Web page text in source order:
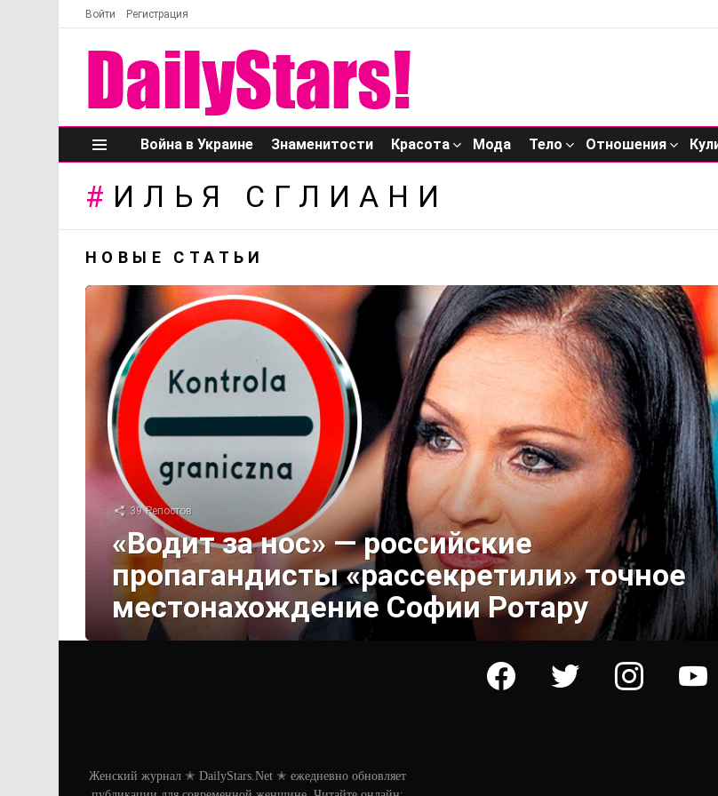
Войти Регистрация
Меню
Война в Украине Знаменитости Красота Мода Тело Отношения
ИЛЬЯ СГЛИАНИ
НОВЫЕ СТАТЬИ
39 Репостов
«Водит за нос» — российские
пропагандисты «рассекретили» точное
местонахождение Софии Ротару
facebook twitter instagram
Женский журнал ✭ DailyStars.Net ✭ ежедневно обновляет